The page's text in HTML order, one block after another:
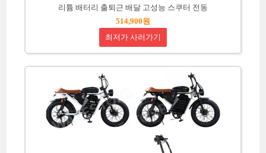
리튬 배터리 출퇴근 배달 고성능 스쿠터 전동
514,900원
최저가 사러가기